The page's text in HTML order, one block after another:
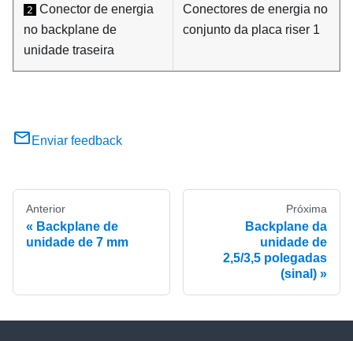
2 Conector de energia
no backplane de
unidade traseira
Conectores de energia no
conjunto da placa riser 1
Enviar feedback
Anterior
Backplane de
unidade de 7 mm
Próxima
Backplane da
unidade de
2,5/3,5 polegadas
(sinal)